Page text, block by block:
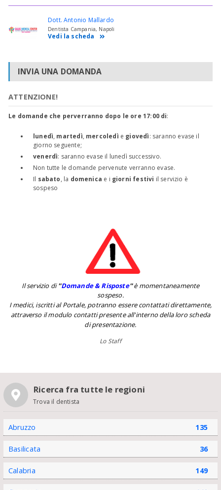
Dott. Antonio Mallardo
Dentista Campania, Napoli
Vedi la scheda
INVIA UNA DOMANDA
ATTENZIONE!
Le domande che perverranno dopo le ore 17:00 di:
lunedì, martedì, mercoledì e giovedì: saranno evase il
giorno seguente;
venerdì: saranno evase il lunedì successivo.
Non tutte le domande pervenute verranno evase.
Il sabato, la domenica e i giorni festivi il servizio è
sospeso
Il servizio di''Domande & Risposte''è momentaneamente
sospeso.
I medici, iscritti al Portale, potranno essere contattati direttamente,
attraverso il modulo contatti presente all'interno della loro scheda
di presentazione.
Lo Staff
Ricerca fra tutte le regioni
Trova il dentista
Abruzzo 135
Basilicata 36
Calabria 149